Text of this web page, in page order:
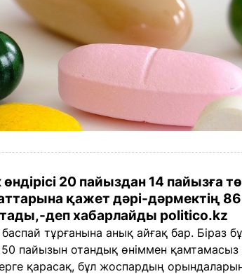
20 пайыздан 14 пайызға
қажет дәрі-дәрмектің
деп хабарлайды politico.kz
тұрғанына анық айғақ бар. Біраз
пайызын отандық өніммен қамтамасыз
қарасақ, бұл жоспардың